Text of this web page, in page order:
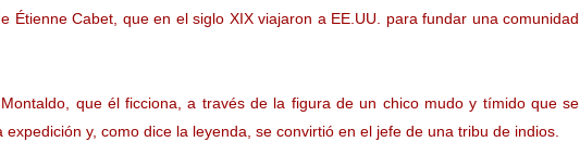
Étienne Cabet, que en el siglo XIX viajaron a EE.UU. para fundar una comunidad
que él ficciona, a través de la figura de un chico mudo y tímido que se
y, como dice la leyenda, se convirtió en el jefe de una tribu de indios.